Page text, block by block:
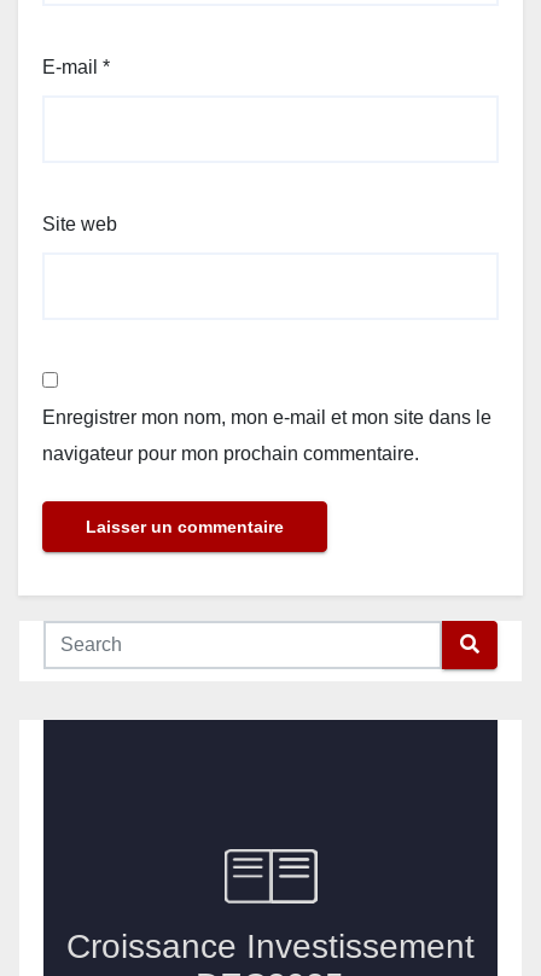
E-mail *
Site web
Enregistrer mon nom, mon e-mail et mon site dans le
navigateur pour mon prochain commentaire.